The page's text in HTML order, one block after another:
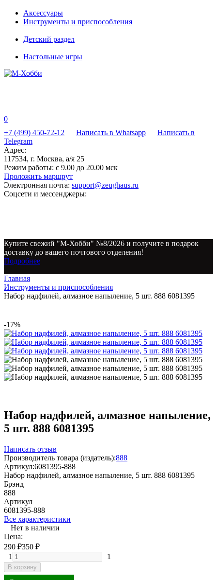
Аксессуары
Инструменты и приспособления
Детский раздел
Настольные игры
0
+7 (499) 450-72-12
Написать в Whatsapp
Написать в
Telegram
Адрес:
117534, г. Москва, а/я 25
Режим работы: с 9.00 до 20.00 мск
Проложить маршрут
Электронная почта: support@zeughaus.ru
Соцсети и мессенджеры:
Купите свежий "М-Хобби" №8/2026 и получите в подарок
доставку до вашего почтового отделения!
Подробнее
Главная
Инструменты и приспособления
Набор надфилей, алмазное напыление, 5 шт. 888 6081395
-17%
Набор надфилей, алмазное напыление,
5 шт. 888 6081395
Написать отзыв
Производитель товара (издатель):888
Артикул:6081395-888
Набор надфилей, алмазное напыление, 5 шт. 888 6081395
Брэнд
888
Артикул
6081395-888
Все характеристики
Нет в наличии
Цена:
290 ₽350 ₽
1
1
В корзину